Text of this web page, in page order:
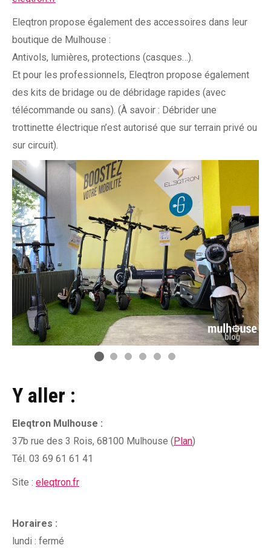
Eleqtron propose également des accessoires dans leur
boutique de Mulhouse :
Antivols, lumières, protections (casques…).
Et pour les professionnels, Eleqtron propose également
des kits de bridage ou de débridage rapides (avec
télécommande ou sans). (À savoir : Débrider une
trottinette électrique n’est autorisé que sur terrain privé ou
sur circuit).
Y aller :
Eleqtron Mulhouse :
37b rue des 3 Rois, 68100 Mulhouse (Plan)
Tél. 03 69 61 61 41
Site : eleqtron.fr
Horaires :
lundi : fermé